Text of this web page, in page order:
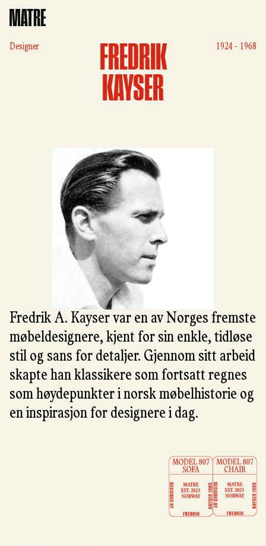
Matre
Designer
FREDRIK
KAYSER
1924 - 1968
Fredrik A. Kayser var en av Norges fremste
møbeldesignere, kjent for sin enkle, tidløse
stil og sans for detaljer. Gjennom sitt arbeid
skapte han klassikere som fortsatt regnes
som høydepunkter i norsk møbelhistorie og
en inspirasjon for designere i dag.